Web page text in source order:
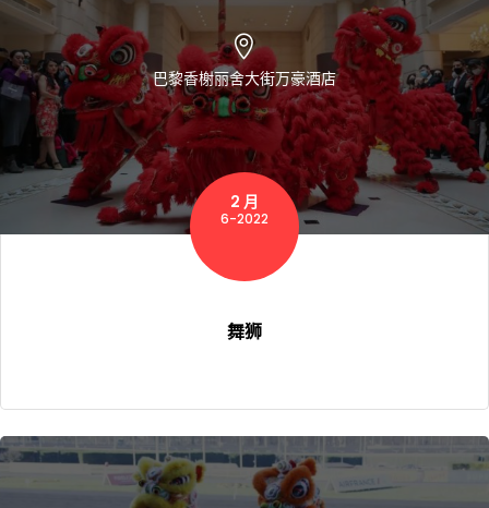
巴黎香榭丽舍大街万豪酒店
2 月
6-2022
舞狮